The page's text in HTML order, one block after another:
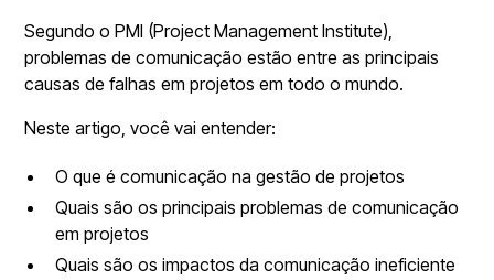
Segundo o PMI (Project Management Institute),
problemas de comunicação estão entre as principais
causas de falhas em projetos em todo o mundo.
Neste artigo, você vai entender:
O que é comunicação na gestão de projetos
Quais são os principais problemas de comunicação
em projetos
Quais são os impactos da comunicação ineficiente